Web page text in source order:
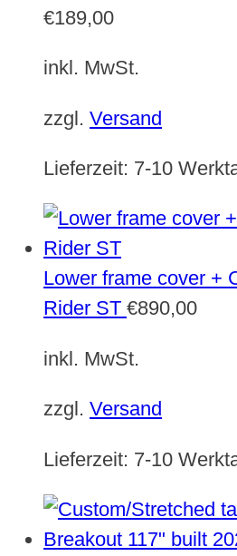
€189,00
inkl. MwSt.
zzgl. Versand
Lieferzeit: 7-10
Lower frame cover +
Rider ST €890,00
inkl. MwSt.
zzgl. Versand
Lieferzeit: 7-10